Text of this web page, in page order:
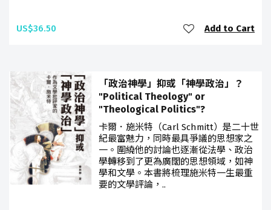
US$36.50 Add to Cart
「政治神學」抑或「神學政治」？
"Political Theology" or
"Theological Politics"?
卡爾．施米特（Carl Schmitt）是二十世
紀最富魅力，同時最具爭議的思想家之
一。圍繞他的討論也逐漸從法學、政治
學轉移到了更為廣闊的思想領域，如神
學和文學。本書將梳理施米特一生最重
要的文學評論，..